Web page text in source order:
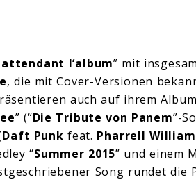
attendant l‘album” mit
, die mit Cover-Versionen
auch auf ihrem
” (“Die Tribute von Panem”-
Daft Punkfeat. Pharrell
“Summer 2015” und einem
Song rundet die